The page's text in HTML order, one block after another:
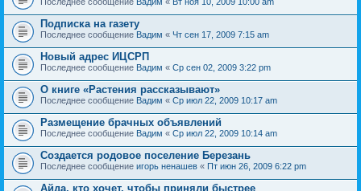
Подписка на газету
Последнее сообщение Вадим « Чт сен 17, 2009 7:15 am
Новый адрес ИЦСРП
Последнее сообщение Вадим « Ср сен 02, 2009 3:22 pm
О книге «Растения рассказывают»
Последнее сообщение Вадим « Ср июл 22, 2009 10:17 am
Размещение брачных объявлений
Последнее сообщение Вадим « Ср июл 22, 2009 10:14 am
Создается родовое поселение Березань
Последнее сообщение игорь ненашев « Пт июн 26, 2009 6:22 pm
Айда, кто хочет, чтобы приняли быстрее